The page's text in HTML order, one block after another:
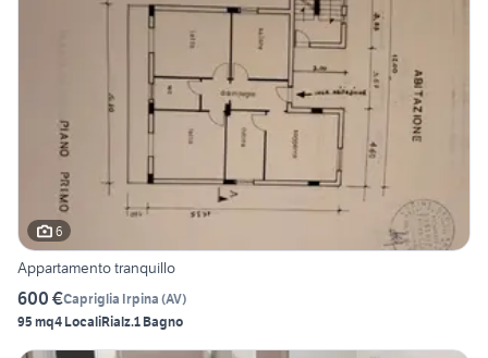
6
Appartamento tranquillo
600 €Capriglia Irpina (AV)
95 mq4 LocaliRialz.1 Bagno